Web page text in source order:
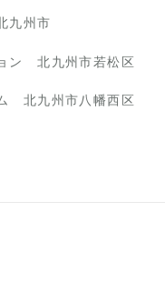
九州市
ン 北九州市若松区
北九州市八幡西区